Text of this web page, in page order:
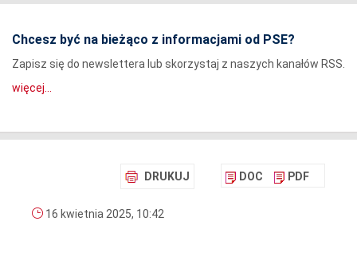
Chcesz być na bieżąco z informacjami od PSE?
Zapisz się do newslettera lub skorzystaj z naszych kanałów RSS.
więcej...
DRUKUJ DOC PDF
16 kwietnia 2025, 10:42